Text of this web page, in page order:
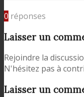
0 réponses
Laisser un
Rejoindre la
N'hésitez pas à
Laisser un